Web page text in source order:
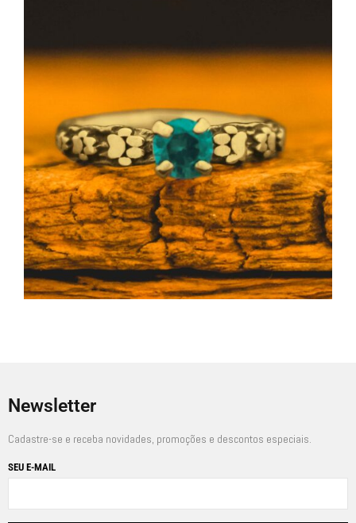
Newsletter
Cadastre-se e receba novidades, promoções e descontos especiais.
SEU E-MAIL